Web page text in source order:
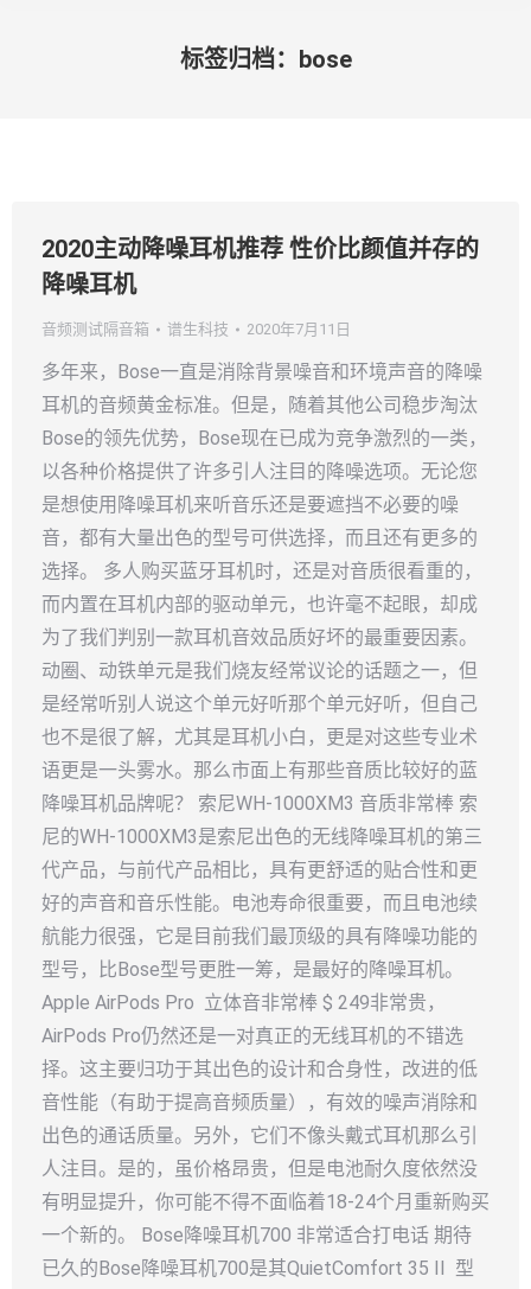
标签归档： bose
2020主动降噪耳机推荐 性价比颜值并存的
降噪耳机
音频测试隔音箱 谱生科技 2020年7月11日
多年来，Bose一直是消除背景噪音和环境声音的降噪
耳机的音频黄金标准。但是，随着其他公司稳步淘汰
Bose的领先优势，Bose现在已成为竞争激烈的一类，
以各种价格提供了许多引人注目的降噪选项。无论您
是想使用降噪耳机来听音乐还是要遮挡不必要的噪
音，都有大量出色的型号可供选择，而且还有更多的
选择。 多人购买蓝牙耳机时，还是对音质很看重的，
而内置在耳机内部的驱动单元，也许毫不起眼，却成
为了我们判别一款耳机音效品质好坏的最重要因素。
动圈、动铁单元是我们烧友经常议论的话题之一，但
是经常听别人说这个单元好听那个单元好听，但自己
也不是很了解，尤其是耳机小白，更是对这些专业术
语更是一头雾水。那么市面上有那些音质比较好的蓝
降噪耳机品牌呢？ 索尼WH-1000XM3 音质非常棒 索
尼的WH-1000XM3是索尼出色的无线降噪耳机的第三
代产品，与前代产品相比，具有更舒适的贴合性和更
好的声音和音乐性能。电池寿命很重要，而且电池续
航能力很强，它是目前我们最顶级的具有降噪功能的
型号，比Bose型号更胜一筹，是最好的降噪耳机。
Apple AirPods Pro 立体音非常棒 $ 249非常贵，
AirPods Pro仍然还是一对真正的无线耳机的不错选
择。这主要归功于其出色的设计和合身性，改进的低
音性能（有助于提高音频质量），有效的噪声消除和
出色的通话质量。另外，它们不像头戴式耳机那么引
人注目。是的，虽价格昂贵，但是电池耐久度依然没
有明显提升，你可能不得不面临着18-24个月重新购买
一个新的。 Bose降噪耳机700 非常适合打电话 期待
已久的Bose降噪耳机700是其QuietComfort 35 II 型